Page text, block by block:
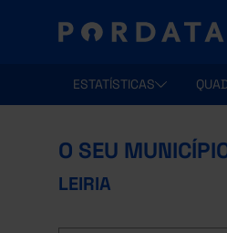
ESTATÍSTICAS
O SEU
LEIRIA